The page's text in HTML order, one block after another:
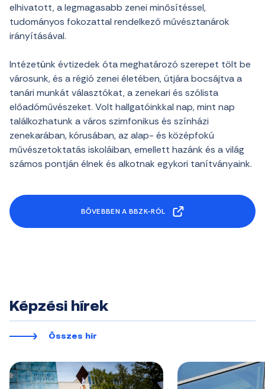
elhivatott, a legmagasabb zenei minősítéssel,
tudományos fokozattal rendelkező művésztanárok
irányításával.
Intézetünk évtizedek óta meghatározó szerepet tölt be
városunk, és a régió zenei életében, útjára bocsájtva a
tanári munkát választókat, a zenekari és szólista
előadóművészeket. Volt hallgatóinkkal nap, mint nap
találkozhatunk a város szimfonikus és színházi
zenekarában, kórusában, az alap- és középfokú
művészetoktatás iskoláiban, emellett hazánk és a világ
számos pontján élnek és alkotnak egykori tanítványaink.
BŐVEBBEN A BBZK-RÓL
Képzési hírek
Összes hír